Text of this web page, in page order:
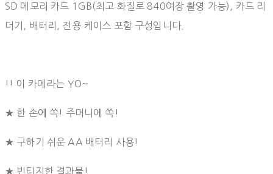
SD 메모리 카드 1GB(최고 화질로 840여장 촬영 가능), 카드 리
더기, 배터리, 전용 케이스 포함 구성입니다.
!! 이 카메라는 YO~
★ 한 손에 쏙! 주머니에 쏙!
★ 구하기 쉬운 AA 배터리 사용!
★ 빈티지한 결과물!